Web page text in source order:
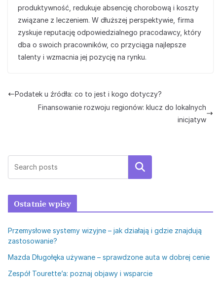
produktywność, redukuje absencję chorobową i koszty
związane z leczeniem. W dłuższej perspektywie, firma
zyskuje reputację odpowiedzialnego pracodawcy, który
dba o swoich pracowników, co przyciąga najlepsze
talenty i wzmacnia jej pozycję na rynku.
Podatek u źródła: co to jest i kogo dotyczy?
Finansowanie rozwoju regionów: klucz do lokalnych
inicjatyw
Szukaj
Ostatnie wpisy
Przemysłowe systemy wizyjne – jak działają i gdzie znajdują
zastosowanie?
Mazda Długołęka używane – sprawdzone auta w dobrej cenie
Zespół Tourette’a: poznaj objawy i wsparcie